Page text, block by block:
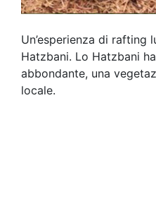
Un’esperienza di rafting
Hatzbani. Lo Hatzbani
abbondante, una
locale.